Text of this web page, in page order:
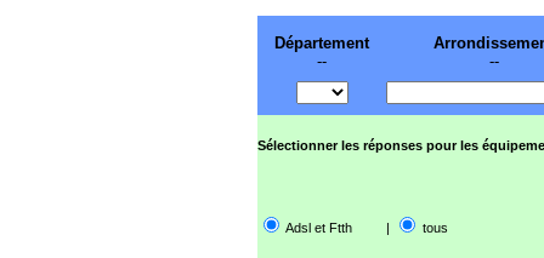
Département
--
--
Sélectionner les réponses pour les
Adsl et Ftth | tous